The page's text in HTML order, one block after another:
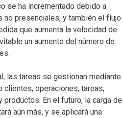
se ha incrementado debido a
no presenciales, y también el flujo
que aumenta la velocidad de
un aumento del número de
las tareas se gestionan mediante
clientes, operaciones, tareas,
En el futuro, la carga de
aún más, y se aplicará una